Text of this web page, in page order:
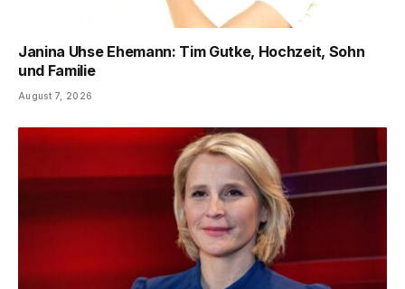
Janina Uhse Ehemann: Tim Gutke, Hochzeit, Sohn
und Familie
August 7, 2026